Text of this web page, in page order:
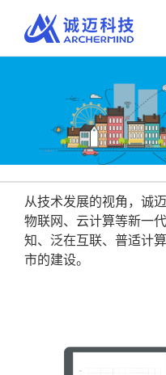
从技术发展的视角，诚
物联网、云计算等新一
知、泛在互联、普适计
市的建设。